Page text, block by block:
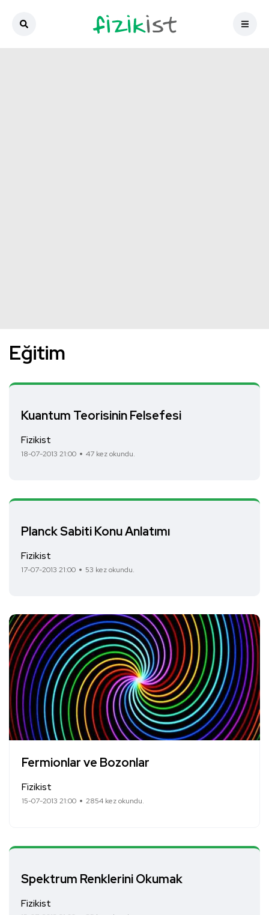
Eğitim
Kuantum Teorisinin Felsefesi
Fizikist
18-07-2013 21:00 47 kez okundu.
Planck Sabiti Konu Anlatımı
Fizikist
17-07-2013 21:00 53 kez okundu.
Fermionlar ve Bozonlar
Fizikist
15-07-2013 21:00 2854 kez okundu.
Spektrum Renklerini Okumak
Fizikist